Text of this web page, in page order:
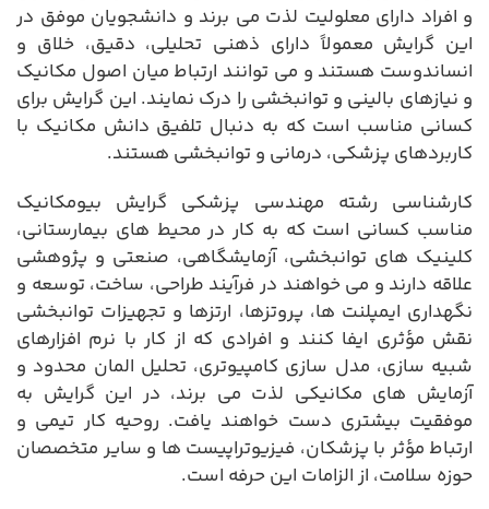
و افراد دارای معلولیت لذت می برند و دانشجویان موفق در
این گرایش معمولاً دارای ذهنی تحلیلی، دقیق، خلاق و
انساندوست هستند و می توانند ارتباط میان اصول مکانیک
و نیازهای بالینی و توانبخشی را درک نمایند. این گرایش برای
کسانی مناسب است که به دنبال تلفیق دانش مکانیک با
کاربردهای پزشکی، درمانی و توانبخشی هستند.
کارشناسی رشته مهندسی پزشکی گرایش بیومکانیک
مناسب کسانی است که به کار در محیط های بیمارستانی،
کلینیک های توانبخشی، آزمایشگاهی، صنعتی و پژوهشی
علاقه دارند و می خواهند در فرآیند طراحی، ساخت، توسعه و
نگهداری ایمپلنت ها، پروتزها، ارتزها و تجهیزات توانبخشی
نقش مؤثری ایفا کنند و افرادی که از کار با نرم افزارهای
شبیه سازی، مدل سازی کامپیوتری، تحلیل المان محدود و
آزمایش های مکانیکی لذت می برند، در این گرایش به
موفقیت بیشتری دست خواهند یافت. روحیه کار تیمی و
ارتباط مؤثر با پزشکان، فیزیوتراپیست ها و سایر متخصصان
حوزه سلامت، از الزامات این حرفه است.